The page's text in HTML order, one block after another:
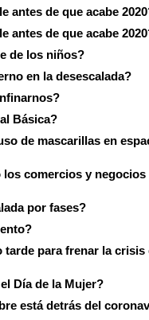
antes de que acabe
antes de que acabe
de los niños?
en la desescalada?
Básica?
de mascarillas en
los comercios y negocios
por fases?
tarde para frenar la crisis
Día de la Mujer?
está detrás del